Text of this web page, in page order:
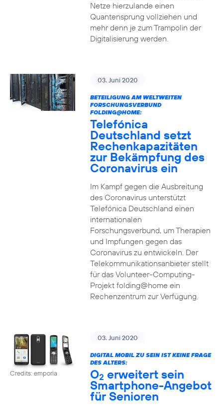
Netze hierzulande einen
Quantensprung vollziehen und
mehr denn je zum Trampolin der
Digitalisierung werden.
03. Juni 2020
BETEILIGUNG AM WELTWEITEN
FORSCHUNGSVERBUND
FOLDING@HOME:
Telefónica
Deutschland setzt
Rechenkapazitäten
zur Bekämpfung des
Coronavirus ein
Im Kampf gegen die Ausbreitung
des Coronavirus unterstützt
Telefónica Deutschland einen
internationalen
Forschungsverbund, um Therapien
und Impfungen gegen das
Coronavirus zu entwickeln. Der
Telekommunikationsanbieter stellt
für das Volunteer-Computing-
Projekt folding@home ein
Rechenzentrum zur Verfügung.
Credits: emporia
03. Juni 2020
DIGITAL MOBIL ZU SEIN IST KEINE FRAGE
DES ALTERS:
O2 erweitert sein
Smartphone-Angebot
für Senioren